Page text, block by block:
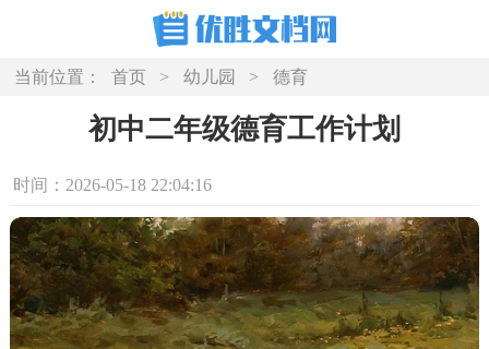
当前位置： 首页 > 幼儿园 > 德育
初中二年级德育工作计划
时间：2026-05-18 22:04:16